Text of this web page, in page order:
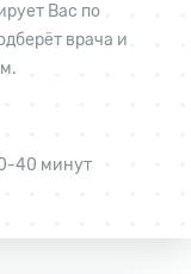
Вас по
врача и
40 минут